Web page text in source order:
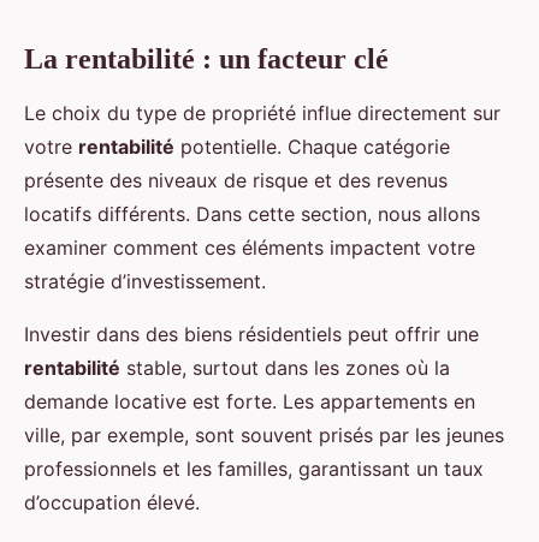
La rentabilité : un facteur clé
Le choix du type de propriété influe directement sur
votre rentabilité potentielle. Chaque catégorie
présente des niveaux de risque et des revenus
locatifs différents. Dans cette section, nous allons
examiner comment ces éléments impactent votre
stratégie d’investissement.
Investir dans des biens résidentiels peut offrir une
rentabilité stable, surtout dans les zones où la
demande locative est forte. Les appartements en
ville, par exemple, sont souvent prisés par les jeunes
professionnels et les familles, garantissant un taux
d’occupation élevé.